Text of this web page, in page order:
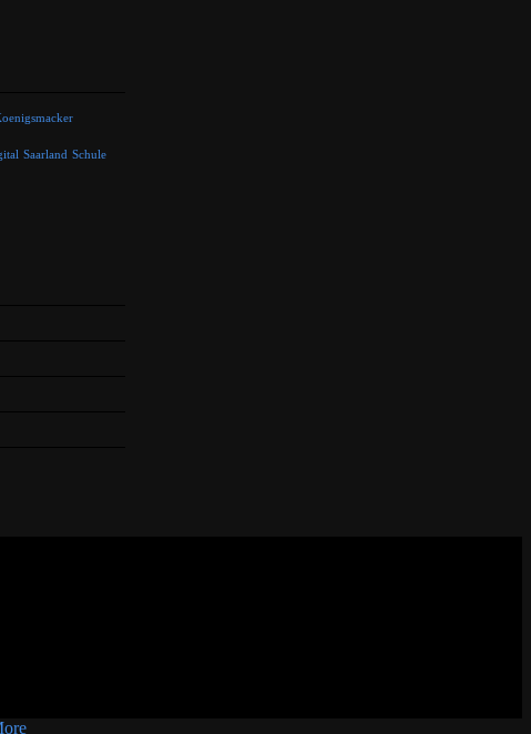
Saarland Schule